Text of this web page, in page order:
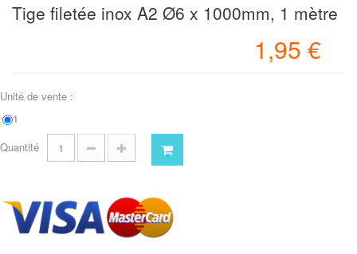
Tige filetée inox A2 Ø6 x 1000mm, 1 mètre
1,95 €
Unité de vente :
1
Quantité